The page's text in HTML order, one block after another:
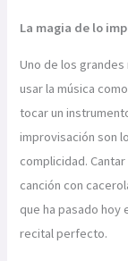
La magia de lo
Uno de los
usar la música
tocar un
improvisación son
complicidad.
canción con
que ha pasado
recital perfecto.